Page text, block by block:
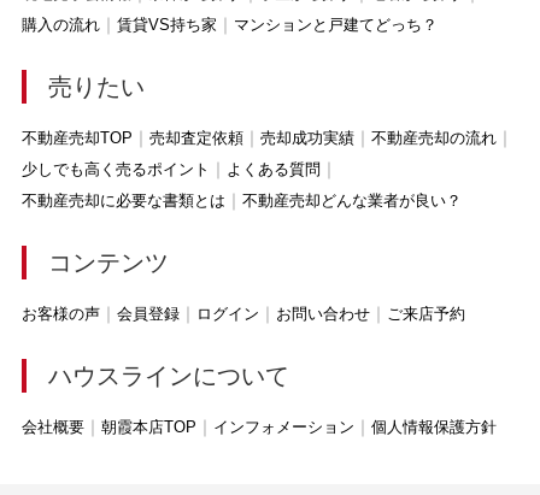
購入の流れ
賃貸VS持ち家 マンションと戸建てどっち？
売りたい
不動産売却TOP 売却査定依頼 売却成功実績
不動産売却の流れ
少しでも高く売るポイント
よくある質問
不動産売却に必要な書類とは
不動産売却どんな業者が良い？
コンテンツ
お客様の声 会員登録 ログイン お問い合わせ ご来店予約
ハウスラインについて
会社概要 朝霞本店TOP インフォメーション 個人情報保護方針